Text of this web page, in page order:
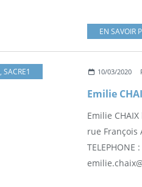
EN SAVOIR
, SACRE1 10/03/2020
Emilie
Emilie
rue François
TELEPHONE